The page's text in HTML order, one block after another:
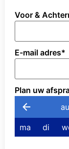
Voor &
E-mail adres*
Plan uw
ma di